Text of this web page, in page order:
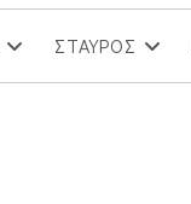
ΣΤΑΥΡΟΣ